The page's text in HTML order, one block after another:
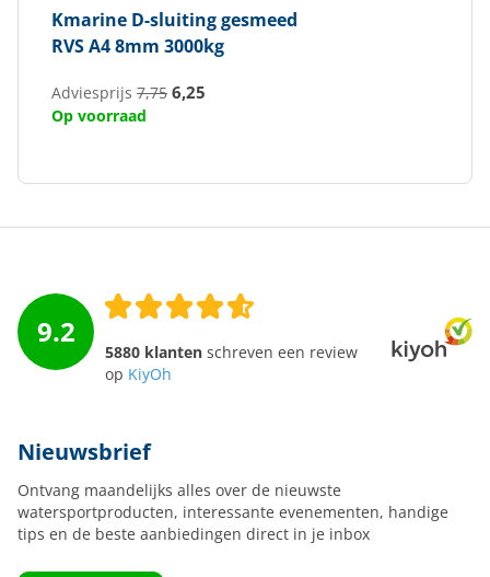
Kmarine D-sluiting gesmeed
RVS A4 8mm 3000kg
Adviesprijs 7,75 6,25
Op voorraad
9.2
5880 klanten schreven een review
op KiyOh
Nieuwsbrief
Ontvang maandelijks alles over de nieuwste
watersportproducten, interessante evenementen, handige
tips en de beste aanbiedingen direct in je inbox